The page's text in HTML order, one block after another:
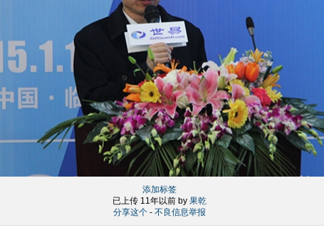
添加标签
已上传 11年以前 by 果乾
分享这个 - 不良信息举报